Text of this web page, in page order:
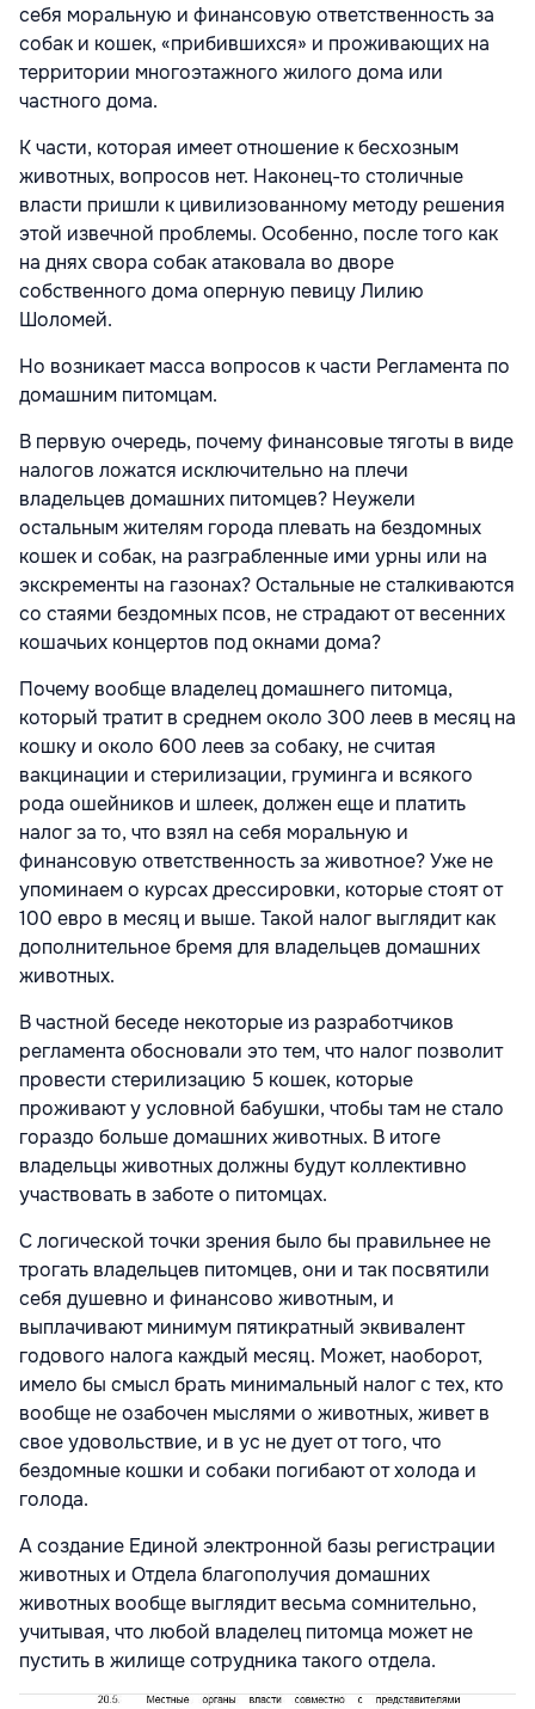
себя моральную и финансовую ответственность за
собак и кошек, «прибившихся» и проживающих на
территории многоэтажного жилого дома или
частного дома.
К части, которая имеет отношение к бесхозным
животных, вопросов нет. Наконец-то столичные
власти пришли к цивилизованному методу решения
этой извечной проблемы. Особенно, после того как
на днях свора собак атаковала во дворе
собственного дома оперную певицу Лилию
Шоломей.
Но возникает масса вопросов к части Регламента по
домашним питомцам.
В первую очередь, почему финансовые тяготы в виде
налогов ложатся исключительно на плечи
владельцев домашних питомцев? Неужели
остальным жителям города плевать на бездомных
кошек и собак, на разграбленные ими урны или на
экскременты на газонах? Остальные не сталкиваются
со стаями бездомных псов, не страдают от весенних
кошачьих концертов под окнами дома?
Почему вообще владелец домашнего питомца,
который тратит в среднем около 300 леев в месяц на
кошку и около 600 леев за собаку, не считая
вакцинации и стерилизации, груминга и всякого
рода ошейников и шлеек, должен еще и платить
налог за то, что взял на себя моральную и
финансовую ответственность за животное? Уже не
упоминаем о курсах дрессировки, которые стоят от
100 евро в месяц и выше. Такой налог выглядит как
дополнительное бремя для владельцев домашних
животных.
В частной беседе некоторые из разработчиков
регламента обосновали это тем, что налог позволит
провести стерилизацию 5 кошек, которые
проживают у условной бабушки, чтобы там не стало
гораздо больше домашних животных. В итоге
владельцы животных должны будут коллективно
участвовать в заботе о питомцах.
С логической точки зрения было бы правильнее не
трогать владельцев питомцев, они и так посвятили
себя душевно и финансово животным, и
выплачивают минимум пятикратный эквивалент
годового налога каждый месяц. Может, наоборот,
имело бы смысл брать минимальный налог с тех, кто
вообще не озабочен мыслями о животных, живет в
свое удовольствие, и в ус не дует от того, что
бездомные кошки и собаки погибают от холода и
голода.
А создание Единой электронной базы регистрации
животных и Отдела благополучия домашних
животных вообще выглядит весьма сомнительно,
учитывая, что любой владелец питомца может не
пустить в жилище сотрудника такого отдела.